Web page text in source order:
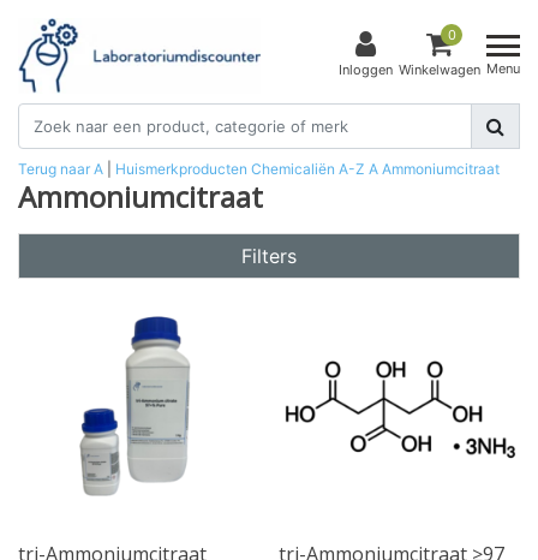
Inloggen
0
Winkelwagen Menu
Terug naar A Huismerkproducten Chemicaliën A-Z A Ammoniumcitraat
Ammoniumcitraat
Filters
tri-Ammoniumcitraat
tri-Ammoniumcitraat ≥97